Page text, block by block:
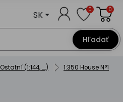
Hľadať
SK 0 0
Ostatní (1:144, ....) 1:350 House N°1